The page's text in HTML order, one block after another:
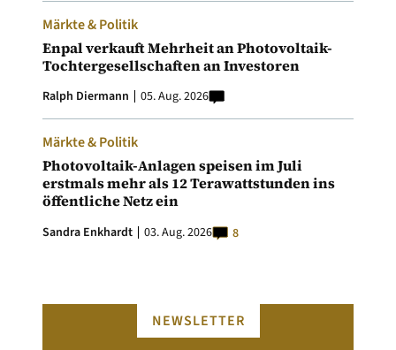
Märkte & Politik
Enpal verkauft Mehrheit an Photovoltaik-
Tochtergesellschaften an Investoren
Ralph Diermann 05. Aug. 2026
Märkte & Politik
Photovoltaik-Anlagen speisen im Juli
erstmals mehr als 12 Terawattstunden ins
öffentliche Netz ein
Sandra Enkhardt 03. Aug. 2026 8
NEWSLETTER